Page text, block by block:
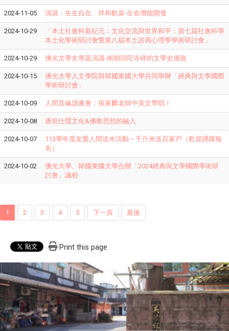
2024-11-05 演講：生生自在、祥和歡喜-生命潛能開發
2024-10-29
「本土社會科新紀元：文化交流與世界和平：第七屆社會科學
本土化學術研討會暨第八屆本土諮商心理學學術研討會」
2024-10-29 佛光文學史專題演講-南朝頭陀寺碑的文學史價值
2024-10-15
佛光大學人文學院與韓國東國大學共同舉辦「經典與文學國際
學術研討會」
2024-10-09 人間音緣讀書會：張家麟老師中英文帶唱！
2024-10-08 唐前仕隱文化&佛教思想的融入
2024-10-07
113學年度友愛人間送米活動～千斤米送百家戶（歡迎踴躍報
名）
2024-10-02
佛光大學、韓國東國大學合辦「2024經典與文學國際學術研
討會」議程
1 2 3 4 5 下一頁 最後
Print this page